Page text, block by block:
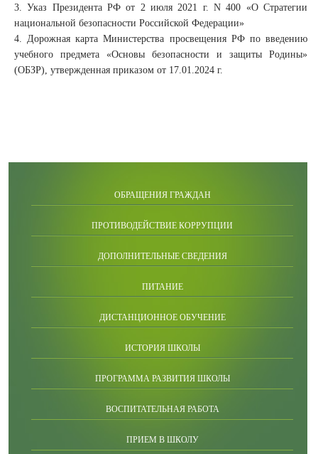
3. Указ Президента РФ от 2 июля 2021 г. N 400 «О Стратегии
национальной безопасности Российской Федерации»
4. Дорожная карта Министерства просвещения РФ по введению
учебного предмета «Основы безопасности и защиты Родины»
(ОБЗР), утвержденная приказом от 17.01.2024 г.
ОБРАЩЕНИЯ ГРАЖДАН
ПРОТИВОДЕЙСТВИЕ КОРРУПЦИИ
ДОПОЛНИТЕЛЬНЫЕ СВЕДЕНИЯ
ПИТАНИЕ
ДИСТАНЦИОННОЕ ОБУЧЕНИЕ
ИСТОРИЯ ШКОЛЫ
ПРОГРАММА РАЗВИТИЯ ШКОЛЫ
ВОСПИТАТЕЛЬНАЯ РАБОТА
ПРИЕМ В ШКОЛУ